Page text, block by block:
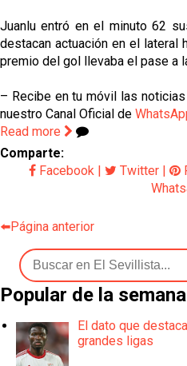
Juanlu entró en el minuto 62
destacan actuación en el lateral
premio del gol llevaba el pase a
– Recibe en tu móvil las
nuestro Canal Oficial de
Read more
Comparte:
Facebook
Twitter
⬅️Página anterior
Popular de la semana
El dato que
grandes ligas